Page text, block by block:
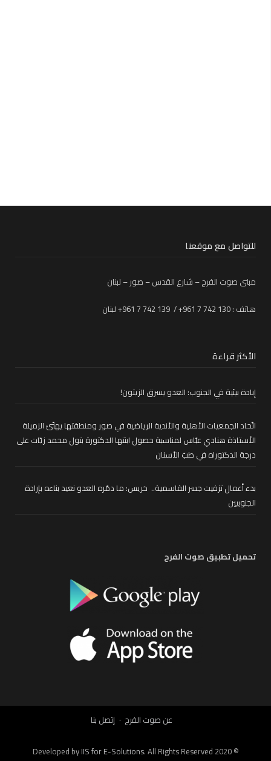
للتواصل مع موقعنا
مبنى صوت الفرح – شارع القدس – صور – لبنان
هاتف : 130 742 7 961+ / 139 742 7 961+ لبنان
الأكثر قراءة
إبادة بيئية في الجنوب: العدو يسرق الزيتون!
اتّحاد الجمعيات الأهلية والأندية الرياضية في صور ومنطقتها يهنّئ الزميلة
الأستاذة هنادي عبّاس لمناسبة حصول ابنتها الدكتورة بتول محمد زيّات على
درجة الدكتوراه في طبّ الأسنان
بدء أعمال تزفيت جسر القاسمية.. خريس: ما دمّره العدو نعيد بناءه بإرادة
الجنوبيين
تحميل تطبيق صوت الفرح
عن صوت الفرح إتصل بنا
© Developed by
IIS for E-Solutions. All Rights Reserved 2020